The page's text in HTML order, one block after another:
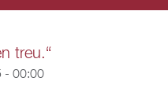
treu.“
- 00:00